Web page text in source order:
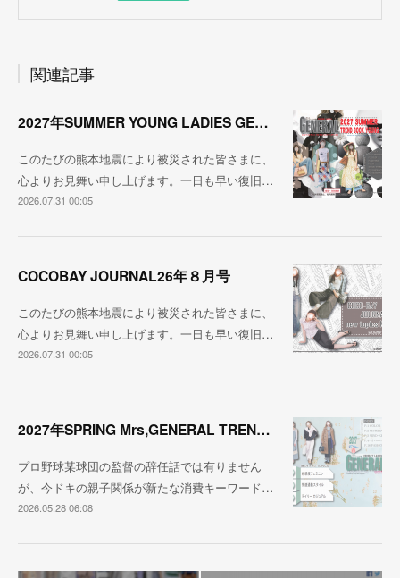
関連記事
2027年SUMMER YOUNG LADIES GENERAL TREND
このたびの熊本地震により被災された皆さまに、
心よりお見舞い申し上げます。一日も早い復旧…
2026.07.31 00:05
COCOBAY JOURNAL26年８月号
このたびの熊本地震により被災された皆さまに、
心よりお見舞い申し上げます。一日も早い復旧…
2026.07.31 00:05
2027年SPRING Mrs,GENERAL TREND BOOK
プロ野球某球団の監督の辞任話では有りません
が、今ドキの親子関係が新たな消費キーワード…
2026.05.28 06:08